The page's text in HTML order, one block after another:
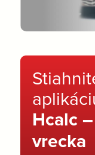
Hcalc
vrecka